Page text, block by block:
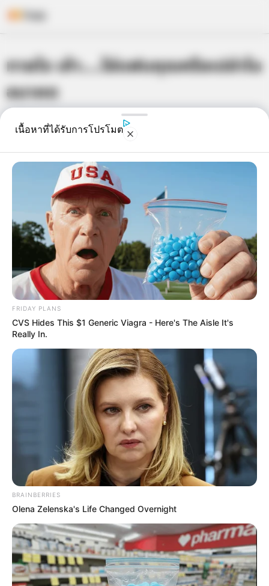
to
content
ทายใจ เค้า….ใช่แฟนคุณหรือเปล่าใน
อนาคต
เจ้าหมอดู 7 ม.ค. 2014
แชร์
Horoscope.Mthai.comจะลองพาคุณมาทายใจว่าคน
ที่คุณคบอยู่ทุกๆวันนี้ ในอนาคตเค้าจะเป็นแฟนตัวจริงของ
คุณหรือเปล่าครับ หรือว่าจะเป็นแค่เพื่อนกันเท่านั้นเราลอง
มาดูกันเลย
เนื้อหาที่ได้รับการโปรโมต
FRIDAY PLANS
CVS Hides This $1 Generic Viagra - Here's The Aisle It's
Really In.
BRAINBERRIES
Olena Zelenska's Life Changed Overnight